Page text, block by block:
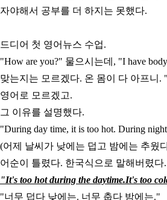
자야해서 공부를 더 하지는 못했다.
드디어 첫 영어뉴스 수업.
"How are you?" 물으시는데, "I have
맞는지는 모르겠다. 온 몸이 다 아프니.
영어로 모르겠고.
그 이유를 설명했다.
"During day time, it is too hot. During
(어제 날씨가 낮에는 덥고 밤에는 추웠
어순이 틀렸다. 한국식으로 말해버렸다.
"It's too hot during the daytime.It's too
"너무 덥다 낮에는. 너무 춥다 밤에는."